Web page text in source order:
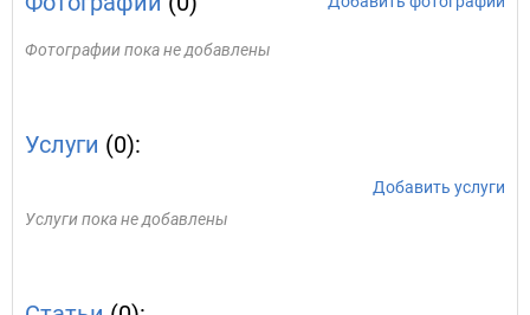
Фотографии пока не добавлены
Услуги (0):
Добавить услуги
Услуги пока не добавлены